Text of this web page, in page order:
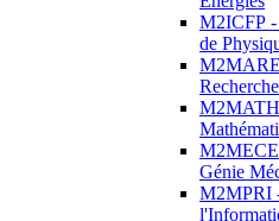
M2ICFP -
de
Recherche
Génie
M2MPRI